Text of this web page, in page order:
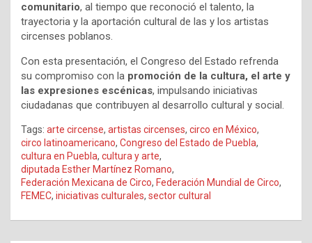
comunitario, al tiempo que reconoció el talento, la
trayectoria y la aportación cultural de las y los artistas
circenses poblanos.
Con esta presentación, el Congreso del Estado refrenda
su compromiso con la promoción de la cultura, el arte y
las expresiones escénicas, impulsando iniciativas
ciudadanas que contribuyen al desarrollo cultural y social.
Tags: arte circense, artistas circenses, circo en México,
circo latinoamericano, Congreso del Estado de Puebla,
cultura en Puebla, cultura y arte,
diputada Esther Martínez Romano,
Federación Mexicana de Circo, Federación Mundial de Circo,
FEMEC, iniciativas culturales, sector cultural